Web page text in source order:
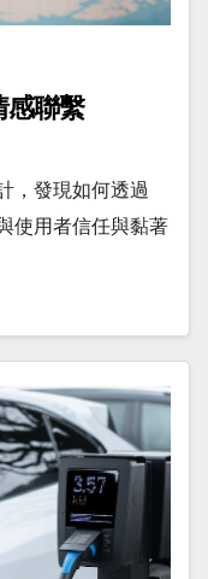
感聯繫
，發現如何透過
使用者信任與黏著